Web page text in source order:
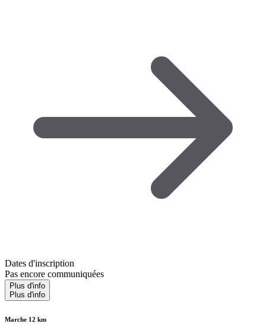
Dates d'inscription
Pas encore communiquées
Plus d'info
Plus d'info
Marche 12 km